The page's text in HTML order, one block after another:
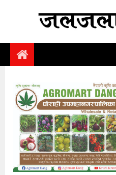
समाचार
समाज
राजनीति
आर्थिक
अन्तर्वार्ता
विचार
साहित्य/